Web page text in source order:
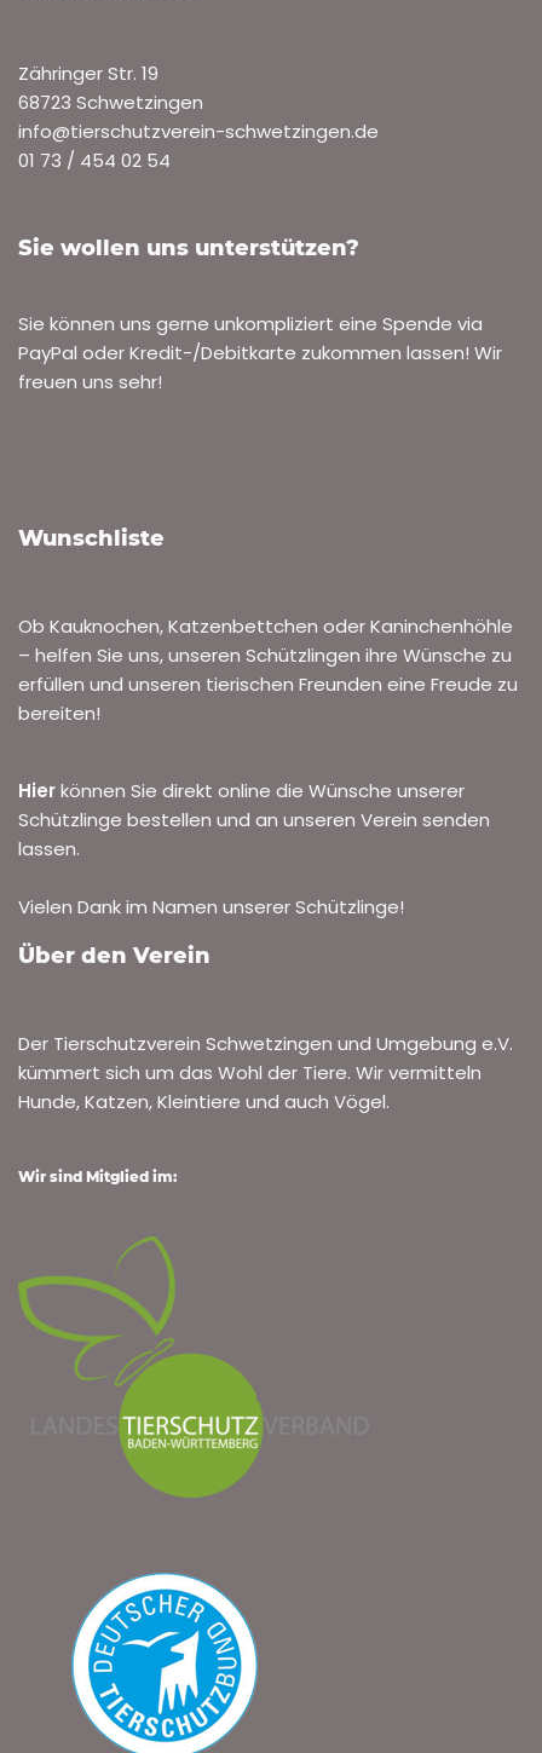
Zähringer Str. 19
68723 Schwetzingen
info@tierschutzverein-schwetzingen.de
01 73 / 454 02 54
Sie wollen uns unterstützen?
Sie können uns gerne unkompliziert eine Spende via
PayPal oder Kredit-/Debitkarte zukommen lassen! Wir
freuen uns sehr!
Wunschliste
Ob Kauknochen, Katzenbettchen oder Kaninchenhöhle
– helfen Sie uns, unseren Schützlingen ihre Wünsche zu
erfüllen und unseren tierischen Freunden eine Freude zu
bereiten!
Hierkönnen Sie direkt online die Wünsche unserer
Schützlinge bestellen und an unseren Verein senden
lassen.
Vielen Dank im Namen unserer Schützlinge!
Über den Verein
Der Tierschutzverein Schwetzingen und Umgebung e.V.
kümmert sich um das Wohl der Tiere. Wir vermitteln
Hunde, Katzen, Kleintiere und auch Vögel.
Wir sind Mitglied im: